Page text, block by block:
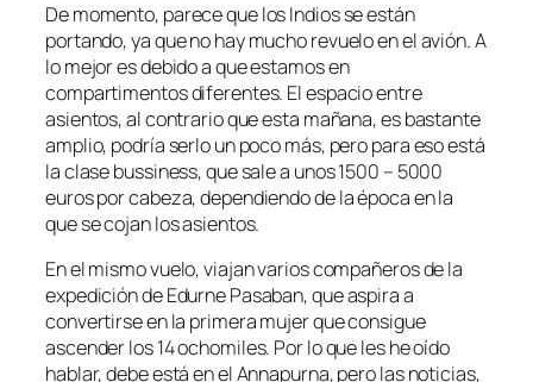
De momento, parece que los Indios se están
portando, ya que no hay mucho revuelo en el avión. A
lo mejor es debido a que estamos en
compartimentos diferentes. El espacio entre
asientos, al contrario que esta mañana, es bastante
amplio, podría serlo un poco más, pero para eso está
la clase bussiness, que sale a unos 1500 – 5000
euros por cabeza, dependiendo de la época en la
que se cojan los asientos.
En el mismo vuelo, viajan varios compañeros de la
expedición de Edurne Pasaban, que aspira a
convertirse en la primera mujer que consigue
ascender los 14 ochomiles. Por lo que les he oído
hablar, debe está en el Annapurna, pero las noticias,